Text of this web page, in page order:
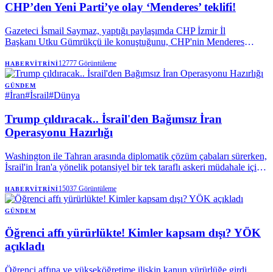
CHP’den Yeni Parti’ye olay ‘Menderes’ teklifi!
Gazeteci İsmail Saymaz, yaptığı paylaşımda CHP İzmir İl
Başkanı Utku Gümrükçü ile konuştuğunu, CHP'nin Menderes
duyurdu ve yapılan teklifi açıkladı.
HABERVITRINI12777 Görüntüleme
GÜNDEM
#İran#İsrail#Dünya
Trump çıldıracak.. İsrail'den Bağımsız İran
Operasyonu Hazırlığı
Washington ile Tahran arasında diplomatik çözüm çabaları sürerken,
İsrail'in İran'a yönelik potansiyel bir tek taraflı askeri müdahale için
doğrudan bir askeri angajmandan çekilmesi senaryosunda dahi
bağımsız hareket etme kabiliyetini muhafaza etmeyi amaçladığı ve
Başbakan Binyamin Netanyahu'nun orduya bu yönde talimat
HABERVITRINI15037 Görüntüleme
GÜNDEM
Öğrenci affı yürürlükte! Kimler kapsam dışı? YÖK
açıkladı
Öğrenci affına ve yükseköğretime ilişkin kanun yürürlüğe girdi.